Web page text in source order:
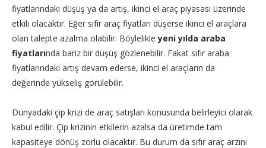
fiyatlarındaki düşüş ya da artış, ikinci el araç piyasası üzerinde
etkili olacaktır. Eğer sıfır araç fiyatları düşerse ikinci el araçlara
olan talepte azalma olabilir. Böylelikleyeni yılda araba
fiyatlarında bariz bir düşüş gözlenebilir. Fakat sıfır araba
fiyatlarındaki artış devam ederse, ikinci el araçların da
değerinde yükseliş görülebilir.
Dünyadaki çip krizi de araç satışları konusunda belirleyici olarak
kabul edilir. Çip krizinin etkilerin azalsa da üretimde tam
kapasiteye dönüş zorlu olacaktır. Bu durum da sıfır araç arzını